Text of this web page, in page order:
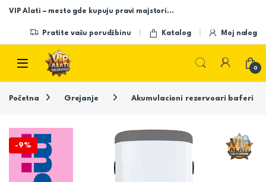
Skip to navigation
Skip to content
VIP Alati – mesto gde kupuju pravi majstori…
Pratite vašu porudžbinu Katalog Moj nalog
Open
0
Početna Grejanje Akumulacioni rezervoari baferi
-9%